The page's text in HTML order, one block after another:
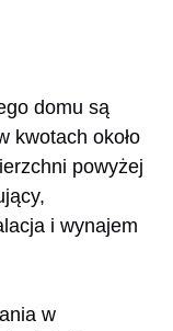
domu są
kwotach około
powyżej
i wynajem
w